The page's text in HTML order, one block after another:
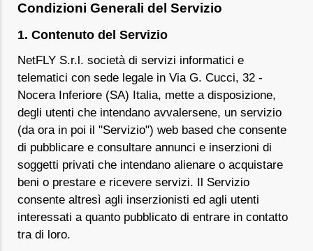
Condizioni Generali del Servizio
1. Contenuto del Servizio
NetFLY S.r.l. società di servizi informatici e
telematici con sede legale in Via G. Cucci, 32 -
Nocera Inferiore (SA) Italia, mette a disposizione,
degli utenti che intendano avvalersene, un servizio
(da ora in poi il "Servizio") web based che consente
di pubblicare e consultare annunci e inserzioni di
soggetti privati che intendano alienare o acquistare
beni o prestare e ricevere servizi. Il Servizio
consente altresì agli inserzionisti ed agli utenti
interessati a quanto pubblicato di entrare in contatto
tra di loro.